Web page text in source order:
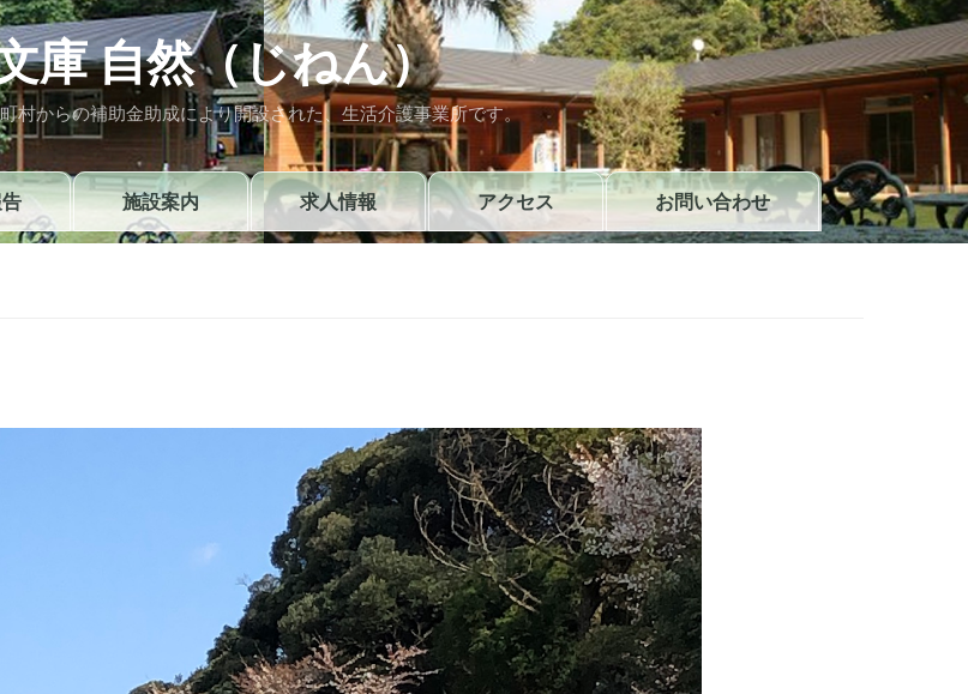
庫 自然（じねん）
村からの補助金助成により開設された、生活介護事業所です。
施設案内 求人情報 アクセス お問い合わせ